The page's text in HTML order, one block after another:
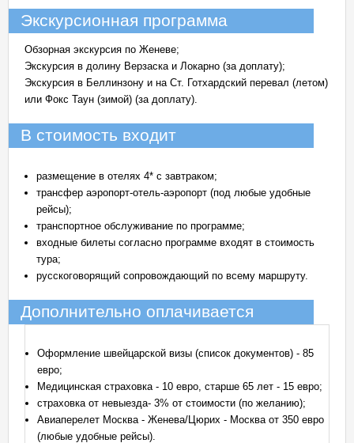
Экскурсионная программа
Обзорная экскурсия по Женеве;
Экскурсия в долину Верзаска и Локарно (за доплату);
Экскурсия в Беллинзону и на Ст. Готхардский перевал (летом)
или Фокс Таун (зимой) (за доплату).
В стоимость входит
размещение в отелях 4* с завтраком;
трансфер аэропорт-отель-аэропорт (под любые удобные
рейсы);
транспортное обслуживание по программе;
входные билеты согласно программе входят в стоимость
тура;
русскоговорящий сопровождающий по всему маршруту.
Дополнительно оплачивается
Оформление швейцарской визы (список документов) - 85
евро;
Медицинская страховка - 10 евро, старше 65 лет - 15 евро;
страховка от невыезда- 3% от стоимости (по желанию);
Авиаперелет Москва - Женева/Цюрих - Москва от 350 евро
(любые удобные рейсы).